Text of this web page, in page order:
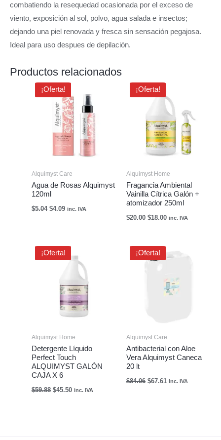
combatiendo la resequedad ocasionada por el exceso de
viento, exposición al sol, polvo, agua salada e insectos;
dejando una piel renovada y fresca sin sensación pegajosa.
Ideal para uso despues de depilación.
Productos relacionados
¡Oferta!
Alquimyst Care
Agua de Rosas Alquimyst
120ml
$5.04
El
precio
original
era:
$5.04.
$4.09
El
precio
actual
es:
$4.09.
inc. IVA
¡Oferta!
Alquimyst Home
Fragancia Ambiental
Vainilla Cítrica Galón +
atomizador 250ml
$20.00
El
precio
original
$18.00
actual
es:
$18.00.
inc. IVA
¡Oferta!
Alquimyst Home
Detergente Líquido
Perfect Touch
ALQUIMYST GALÓN
CAJA X 6
$59.88
El
precio
$45.50
precio
actual
es:
$45.50.
inc. IVA
¡Oferta!
Alquimyst Care
Antibacterial con Aloe
Vera Alquimyst Caneca
20 lt
$84.06
El
precio
original
$84.06.
$67.61
$67.61.
inc. IVA